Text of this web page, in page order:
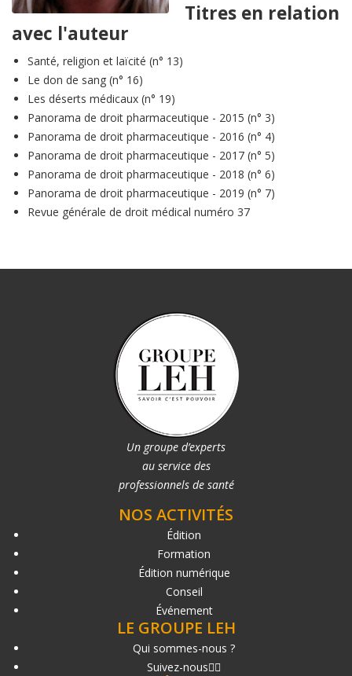
Titres en relation
avec l'auteur
Santé, religion et laïcité (n° 13)
Le don de sang (n° 16)
Les déserts médicaux (n° 19)
Panorama de droit pharmaceutique - 2015 (n° 3)
Panorama de droit pharmaceutique - 2016 (n° 4)
Panorama de droit pharmaceutique - 2017 (n° 5)
Panorama de droit pharmaceutique - 2018 (n° 6)
Panorama de droit pharmaceutique - 2019 (n° 7)
Revue générale de droit médical numéro 37
Un groupe d’experts
au service des
professionnels de santé
NOS ACTIVITÉS
Édition
Formation
Édition numérique
Conseil
Événement
LE GROUPE LEH
Qui sommes-nous ?
Suivez-nous